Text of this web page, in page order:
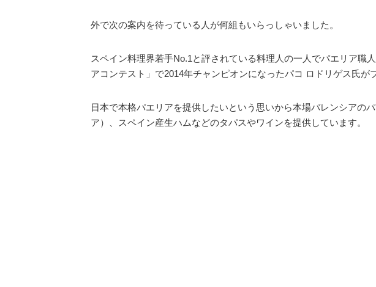
外で次の案内を待っている人が何組もいらっしゃいました。
スペイン料理界若手No.1と評されている料理人の一人でパエリア職
アコンテスト」で2014年チャンピオンになったパコ ロドリゲス氏が
日本で本格パエリアを提供したいという思いから本場バレンシアの
ア）、スペイン産生ハムなどのタパスやワインを提供しています。